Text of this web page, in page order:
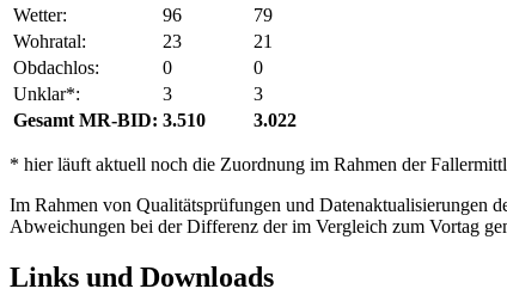
Wetter:
96
79
Wohratal:
23
21
Obdachlos:
0
0
Unklar*:
3
3
Gesamt MR-BID: 3.510 3.022
* hier läuft aktuell noch die Zuordnung im Rahmen der
Im Rahmen von Qualitätsprüfungen und Datenaktualisierungen
Abweichungen bei der Differenz der im Vergleich zum Vortag
Links und Downloads